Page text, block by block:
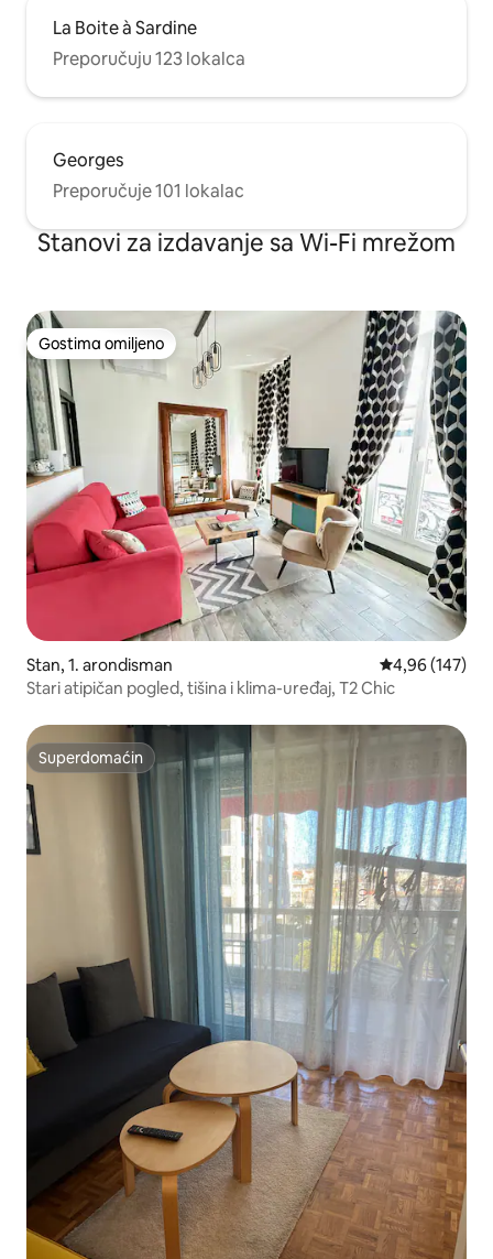
La Boite à Sardine
Preporučuju 123 lokalca
Georges
Preporučuje 101 lokalac
Stanovi za izdavanje sa Wi-Fi mrežom
Gostima omiljeno
Gostima omiljeno
Stan, 1. arondisman Prosečna
4,96 (147)
Stari atipičan pogled, tišina i klima-uređaj, T2 Chic
Superdomaćin
Superdomaćin